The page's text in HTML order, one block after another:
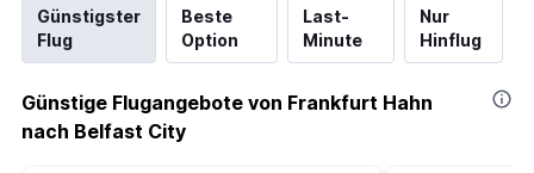
Günstigster
Flug
Beste
Option
Last-
Minute
Nur
Hinflug
Günstige Flugangebote von Frankfurt Hahn
nach Belfast City